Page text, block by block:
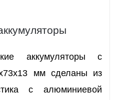
аккумуляторы с
мм сделаны из
с алюминиевой